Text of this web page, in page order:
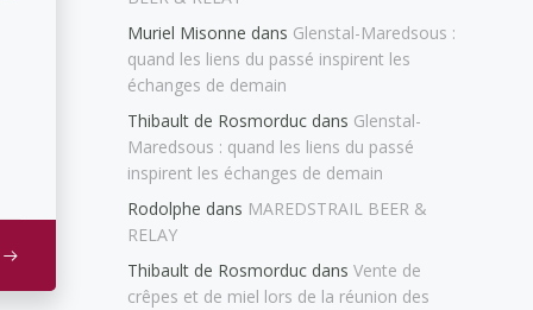
Muriel Misonne dans Glenstal-Maredsous :
quand les liens du passé inspirent les
échanges de demain
Thibault de Rosmorducdans Glenstal-
Maredsous : quand les liens du passé
inspirent les échanges de demain
Rodolphe dans MAREDSTRAIL BEER &
RELAY
Thibault de Rosmorducdans Vente de
crêpes et de miel lors de la réunion des